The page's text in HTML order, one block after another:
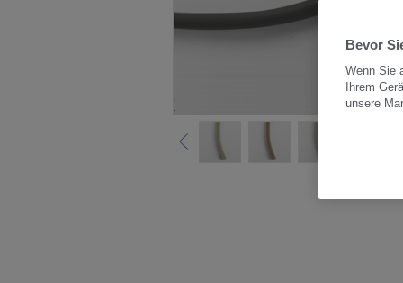
Bevor
Wenn Sie
Ihrem
unsere